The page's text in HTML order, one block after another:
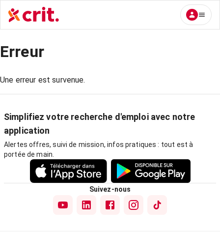
Erreur
Une erreur est survenue.
Simplifiez votre recherche d'emploi avec notre
application
Alertes offres, suivi de mission, infos pratiques : tout est à
portée de main.
Suivez-nous